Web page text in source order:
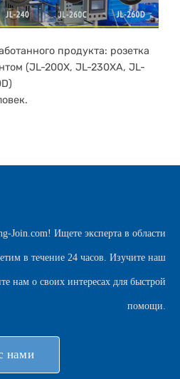
продукта: розетка
(JL-200X, JL-230XA, JL-
Join.com! Ищете эксперта в области
в течение 24 часов. Изучите наш
нам о своих интересах для быстрой
помощи.
нами